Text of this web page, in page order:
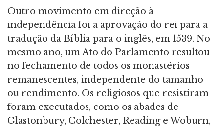
Outro movimento em direção à
independência foi a aprovação do rei para a
tradução da Bíblia para o inglês, em 1539. No
mesmo ano, um Ato do Parlamento resultou
no fechamento de todos os monastérios
remanescentes, independente do tamanho
ou rendimento. Os religiosos que resistiram
foram executados, como os abades de
Glastonbury, Colchester, Reading e Woburn,